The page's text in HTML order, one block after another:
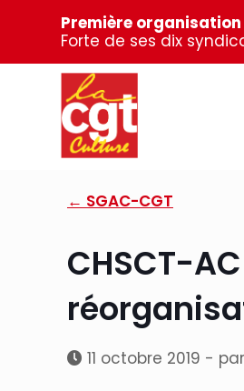
Première
Forte de ses dix
← SGAC-CGT
CHSCT-
11 octobre 2019 - par